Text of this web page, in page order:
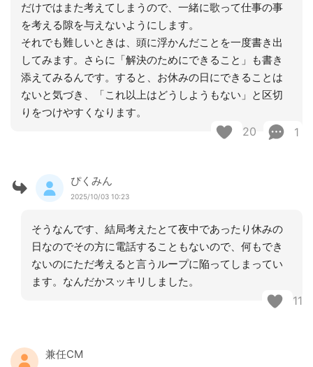
だけではまた考えてしまうので、一緒に歌って仕事の事
を考える隙を与えないようにします。
それでも難しいときは、頭に浮かんだことを一度書き出
してみます。さらに「解決のためにできること」も書き
添えてみるんです。すると、お休みの日にできることは
ないと気づき、「これ以上はどうしようもない」と区切
りをつけやすくなります。
20 1
ぴくみん
2025/10/03 10:23
そうなんです、結局考えたとて夜中であったり休みの
日なのでその方に電話することもないので、何もでき
ないのにただ考えると言うループに陥ってしまってい
ます。なんだかスッキリしました。
11
兼任CM